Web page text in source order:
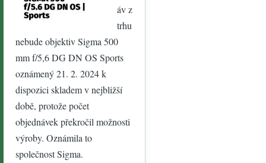
áv z
trhu
nebude objektiv Sigma 500
mm f/5,6 DG DN OS Sports
oznámený 21. 2. 2024 k
dispozici skladem v nejbližší
době, protože počet
objednávek překročil možnosti
výroby. Oznámila to
společnost Sigma.